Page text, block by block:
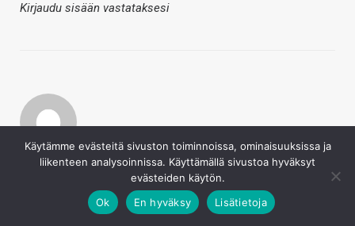
Kirjaudu sisään vastataksesi
Baldrick
Hannibal sanoi
Käytämme evästeitä sivuston toiminnoissa, ominaisuuksissa ja
liikenteen analysoinnissa. Käyttämällä sivustoa hyväksyt
evästeiden käytön.
Ok
En hyväksy Lisätietoja